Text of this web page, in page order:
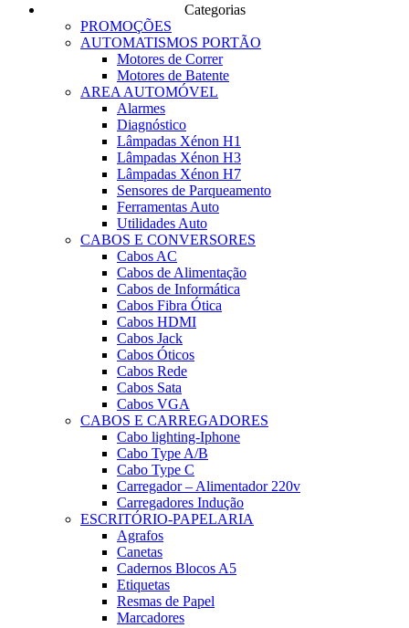
Categorias
PROMOÇÕES
AUTOMATISMOS PORTÃO
Motores de Correr
Motores de Batente
AREA AUTOMÓVEL
Alarmes
Diagnóstico
Lâmpadas Xénon H1
Lâmpadas Xénon H3
Lâmpadas Xénon H7
Sensores de Parqueamento
Ferramentas Auto
Utilidades Auto
CABOS E CONVERSORES
Cabos AC
Cabos de Alimentação
Cabos de Informática
Cabos Fibra Ótica
Cabos HDMI
Cabos Jack
Cabos Óticos
Cabos Rede
Cabos Sata
Cabos VGA
CABOS E CARREGADORES
Cabo lighting-Iphone
Cabo Type A/B
Cabo Type C
Carregador – Alimentador 220v
Carregadores Indução
ESCRITÓRIO-PAPELARIA
Agrafos
Canetas
Cadernos Blocos A5
Etiquetas
Resmas de Papel
Marcadores